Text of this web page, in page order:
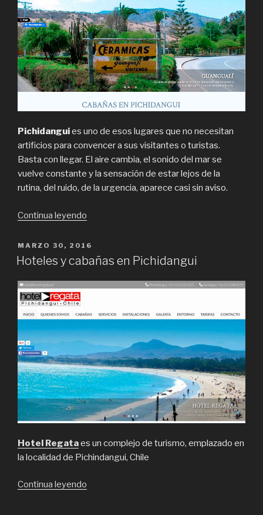
Pichidanguies uno de esos lugares que no necesitan
artificios para convencer a sus visitantes o turistas.
Basta con llegar. El aire cambia, el sonido del mar se
vuelve constante y la sensación de estar lejos de la
rutina, del ruido, de la urgencia, aparece casi sin aviso.
Continua leyendo
del
arriendo
Pichidangui
para
tus
días
de
descanso”
POSTED
ON
MARZO 30, 2016
Hoteles y cabañas en Pichidangui
Hotel Regataes un complejo de turismo, emplazado en
la localidad de Pichindangui, Chile
Continua leyendo